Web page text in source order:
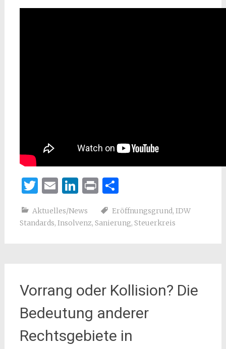
Twitter
Email
LinkedIn
PrintTeilen
Aktuelles/News Eröffnungsgrund, IDW
Standards, Insolvenz, Sanierung, Steuerkreis
Vorrang oder Kollision? Die
Bedeutung anderer
Rechtsgebiete in